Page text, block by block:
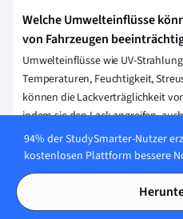
Welche Umwelteinflüsse
von Fahrzeugen
Umwelteinflüsse wie UV-
Temperaturen, Feuchtigkeit,
können die Lackverträglichkeit
indem sie den Lack angreifen,
94% der StudySmarter-Nutzer
kostenlosen Plattform bessere